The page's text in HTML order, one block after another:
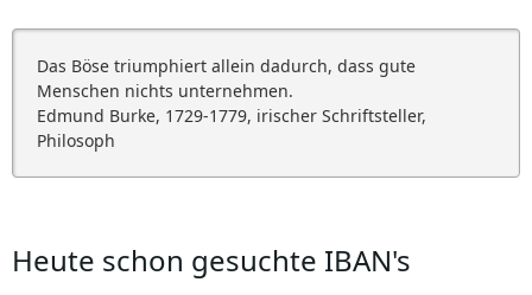
Das Böse triumphiert allein dadurch, dass gute
Menschen nichts unternehmen.
Edmund Burke, 1729-1779, irischer Schriftsteller,
Philosoph
Heute schon gesuchte IBAN's